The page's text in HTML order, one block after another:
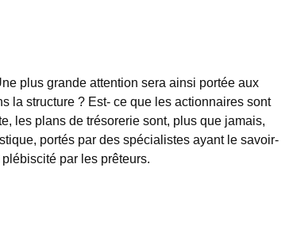
plus grande attention sera ainsi portée aux
la structure ? Est- ce que les actionnaires sont
les plans de trésorerie sont, plus que jamais,
portés par des spécialistes ayant le savoir-
par les prêteurs.